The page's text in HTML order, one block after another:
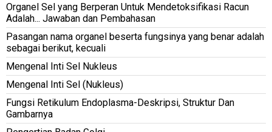
Organel Sel yang Berperan Untuk Mendetoksifikasi Racun
Adalah... Jawaban dan Pembahasan
Pasangan nama organel beserta fungsinya yang benar adalah
sebagai berikut, kecuali
Mengenal Inti Sel Nukleus
Mengenal Inti Sel (Nukleus)
Fungsi Retikulum Endoplasma-Deskripsi, Struktur Dan
Gambarnya